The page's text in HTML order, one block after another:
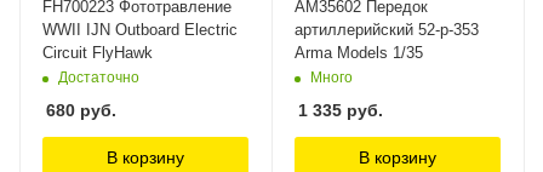
FH700223 Фототравление
WWII IJN Outboard Electric
Circuit FlyHawk
Достаточно
680 руб.
В корзину
AM35602 Передок
артиллерийский 52-р-353
Arma Models 1/35
Много
1 335 руб.
В корзину